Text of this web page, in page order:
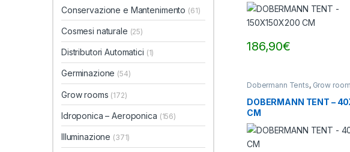
186,90€
Dobermann Tents, Grow
DOBERMANN TENT –
CM
Conservazione e Mantenimento (61)
Cosmesi naturale (25)
Distributori Automatici (1)
Germinazione (54)
Grow rooms (172)
Idroponica – Aeroponica (156)
Illuminazione (371)